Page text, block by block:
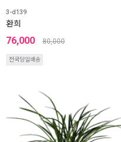
3-d139
환희
76,000 80,000
전국당일배송